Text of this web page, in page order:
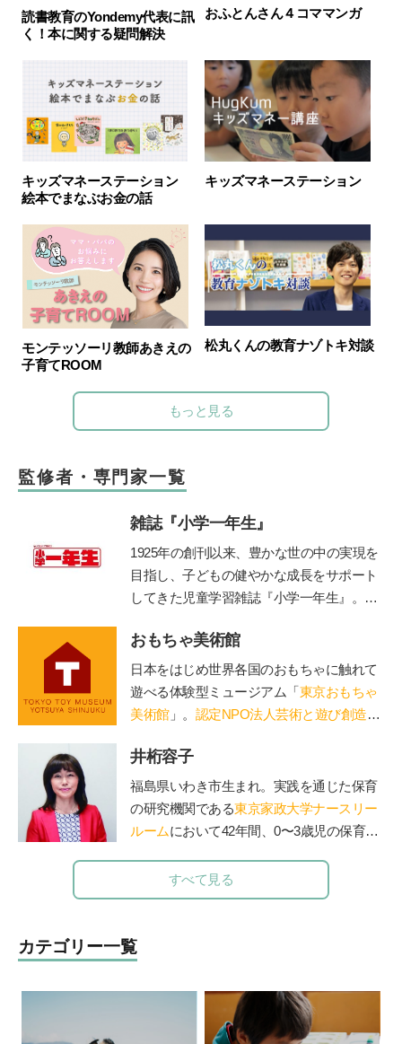
読書教育のYondemy代表に訊
く！本に関する疑問解決
おふとんさん４コママンガ
キッズマネーステーション
絵本でまなぶお金の話
キッズマネーステーション
モンテッソーリ教師あきえの
子育てROOM
松丸くんの教育ナゾトキ対談
もっと見る
監修者・専門家一覧
雑誌『小学一年生』
1925年の創刊以来、豊かな世の中の実現を
目指し、子どもの健やかな成長をサポート
してきた児童学習雑誌『小学一年生』。コ
む」。毎号、各界の第一線で活躍する有識
者・クリエイターに関わっていただき、子
ども達各々が自身の無限の可能性に気づ
き、各々の才能を伸ばすきっかけとなる誌
質な知育学習記事・付録を掲載していま
す。
おもちゃ美術館
日本をはじめ世界各国のおもちゃに触れて
遊べる体験型ミュージアム「東京おもちゃ
美術館」。 認定NPO法人芸術と遊び創造協
子で木のぬくもりに触れる場を提供。長門
や鳥海山木など全国に姉妹館が。おもちゃ
を通して日本の木の良さを伝える「木育
（もくいく）」を広めている。
井桁容子
福島県いわき市生まれ。実践を通じた保育
の研究機関である東京家政大学ナースリー
ルームにおいて42年間、0〜3歳児の保育の
子どもの本質、質の高い保育の在り方につ
いて数多くの実践研究や講演、NHK Eテレ
などメディア出演、子ども番組監修、ＤＶ
Ｄ制作、親子向け音楽ＣＤ監修、著書多
数。代表作に「ていねいなまなざしでみる
乳幼児保育」「ありのまま子育て」「保育
でつむぐ子どもと親のいい関係」など。20
すべて見る
カテゴリー一覧